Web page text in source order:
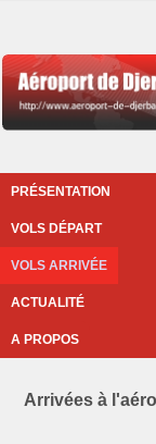
PRÉSENTATION
VOLS DÉPART
VOLS ARRIVÉE
ACTUALITÉ
A PROPOS
Arrivées à